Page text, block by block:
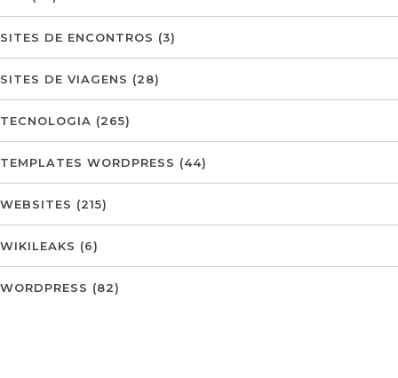
SITES DE ENCONTROS (3)
SITES DE VIAGENS (28)
TECNOLOGIA (265)
TEMPLATES WORDPRESS (44)
WEBSITES (215)
WIKILEAKS (6)
WORDPRESS (82)